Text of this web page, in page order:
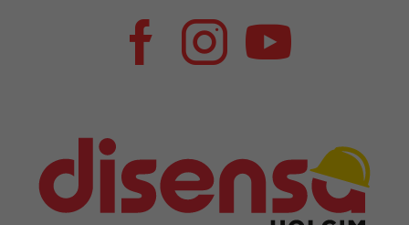
FacebookInstagramYoutube